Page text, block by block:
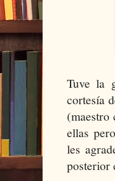
Tuve la
cortesía
(maestro
ellas
les
posterior